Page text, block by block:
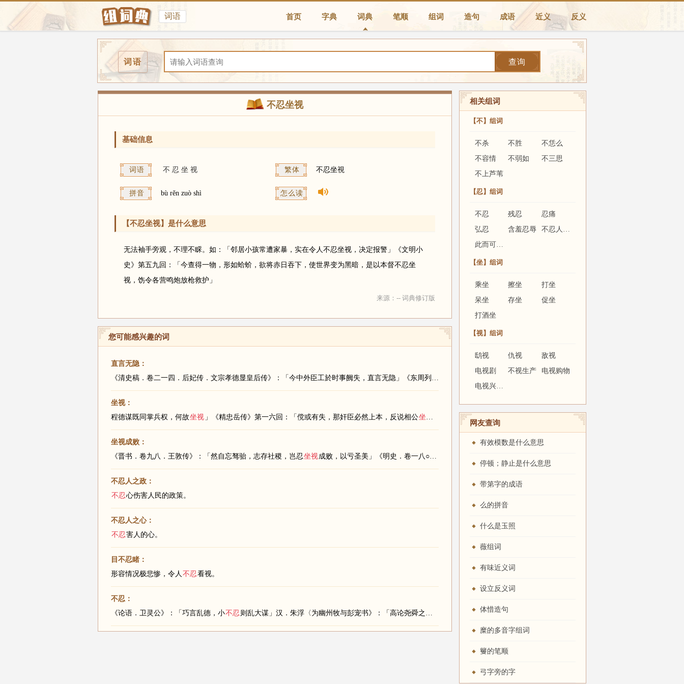
词语 首页 字典 词典 笔顺 组词 造句 成语 近义 反义
词语 查询
不忍坐视
基础信息
词语 不 忍 坐 视 繁体 不忍坐視
拼音 bù rěn zuò shì 怎么读
【不忍坐视】是什么意思
无法袖手旁观，不理不睬。如：「邻居小孩常遭家暴，实在令人不忍坐视，决定报警」《文明小
史》第五九回：「今查得一物，形如蛤蚧，欲将赤日吞下，使世界变为黑暗，是以本督不忍坐
视，饬令各营鸣炮放枪救护」
来源：-- 词典修订版
您可能感兴趣的词
直言无隐：
《清史稿．卷二一四．后妃传．文宗孝德显皇后传》：「今中外臣工於时事阙失，直言无隐」《东周列国志》第五○回：「臣
坐视：
程德谋既同掌兵权，何故坐视 」《精忠岳传》第一六回：「傥或有失，那奸臣必然上本，反说相公坐视 不救」坐看。
坐视成败：
《晋书．卷九八．王敦传》：「然自忘驽骀，志存社稷，岂忍坐视成败，以亏圣美」《明史．卷一八○．王徽传》：「而李贤等又
不忍人之政：
不忍心伤害人民的政策。
不忍人之心：
不忍害人的心。
目不忍睹：
形容情况极悲惨，令人 不忍看视。
不忍：
《论语．卫灵公》：「巧言乱德，小不忍 则乱大谋」汉．朱浮〈为幽州牧与彭宠书》：「高论尧舜之道． 桀纣之性」不忍心。
相关组词
【不】组词
不杀 不胜
不恁么
不容情
不弱如
不三思
不上芦苇
【忍】组词
不忍 残忍
忍痛
弘忍
含羞忍辱
不忍人之政
此而可忍，孰不可容
【坐】组词
乘坐 擦坐
打坐
呆坐
存坐
促坐
打酒坐
【视】组词
鸱视 仇视
敌视
电视剧
不视生产
电视购物
电视兴奋症
网友查询
有效模数是什么意思
停顿；静止是什么意思
带第字的成语
么的拼音
什么是玉照
薇组词
有味近义词
设立反义词
体惜造句
糜的多音字组词
籰的笔顺
弓字旁的字